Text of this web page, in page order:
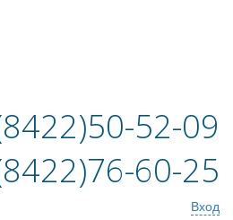
52-09
60-25
Вход